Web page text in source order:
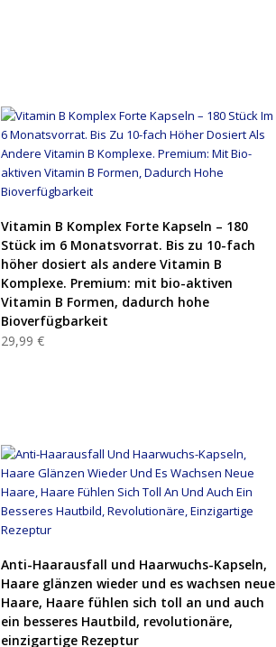
PRODUKT KAUFEN
Vitamin B Komplex Forte Kapseln – 180
Stück im 6 Monatsvorrat. Bis zu 10-fach
höher dosiert als andere Vitamin B
Komplexe. Premium: mit bio-aktiven
Vitamin B Formen, dadurch hohe
Bioverfügbarkeit
29,99 €
PRODUKT KAUFEN
Anti-Haarausfall und Haarwuchs-Kapseln,
Haare glänzen wieder und es wachsen neue
Haare, Haare fühlen sich toll an und auch
ein besseres Hautbild, revolutionäre,
einzigartige Rezeptur